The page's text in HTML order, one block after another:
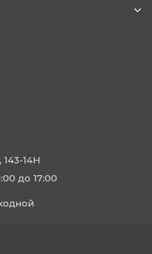
14Н
до 17:00